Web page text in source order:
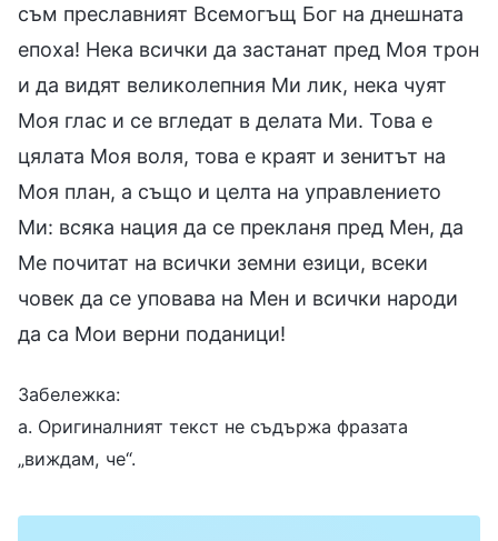
съм преславният Всемогъщ Бог на днешната
епоха! Нека всички да застанат пред Моя трон
и да видят великолепния Ми лик, нека чуят
Моя глас и се вгледат в делата Ми. Това е
цялата Моя воля, това е краят и зенитът на
Моя план, а също и целта на управлението
Ми: всяка нация да се прекланя пред Мен, да
Ме почитат на всички земни езици, всеки
човек да се уповава на Мен и всички народи
да са Мои верни поданици!
Забележка:
а. Оригиналният текст не съдържа фразата
„виждам, че“.